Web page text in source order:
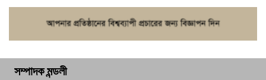
সম্পাদক মন্ডলী